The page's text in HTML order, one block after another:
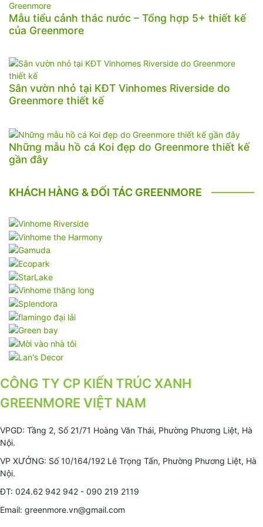
Mẫu tiểu cảnh thác nước – Tổng hợp 5+ thiết kế
của Greenmore
Sân vườn nhỏ tại KĐT Vinhomes Riverside do
Greenmore thiết kế
Những mẫu hồ cá Koi đẹp do Greenmore thiết kế
gần đây
KHÁCH HÀNG & ĐỐI TÁC GREENMORE
CÔNG TY CP KIẾN TRÚC XANH
GREENMORE VIỆT NAM
VPGD: Tầng 2, Số 21/71 Hoàng Văn Thái, Phường Phương Liệt, Hà
Nội.
VP XƯỞNG: Số 10/164/192 Lê Trọng Tấn, Phường Phương Liệt, Hà
Nội.
ĐT: 024.62 942 942 - 090 219 2119
Email: greenmore.vn@gmail.com